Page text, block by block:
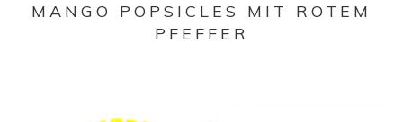
MANGO POPSICLES MIT ROTEM
PFEFFER